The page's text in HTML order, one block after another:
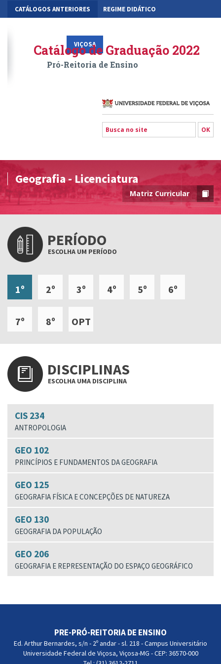
CATÁLOGOS ANTERIORES REGIME DIDÁTICO
VIÇOSA RIO PARANAÍBA FLORESTAL
Catálogo de Graduação 2022
Pró-Reitoria de Ensino
Geografia - Licenciatura
Matriz Curricular
PERÍODO
ESCOLHA UM PERÍODO
1º 2º 3º 4º 5º 6º
7º 8º OPT
DISCIPLINAS
ESCOLHA UMA DISCIPLINA
CIS 234
ANTROPOLOGIA
GEO 102
PRINCÍPIOS E FUNDAMENTOS DA GEOGRAFIA
GEO 125
GEOGRAFIA FÍSICA E CONCEPÇÕES DE NATUREZA
GEO 130
GEOGRAFIA DA POPULAÇÃO
GEO 206
GEOGRAFIA E REPRESENTAÇÃO DO ESPAÇO GEOGRÁFICO
PRE-PRÓ-REITORIA DE ENSINO
Ed. Arthur Bernardes, s/n - 2º andar - sl. 218 - Campus Universitário
Universidade Federal de Viçosa, Viçosa-MG - CEP: 36570-000